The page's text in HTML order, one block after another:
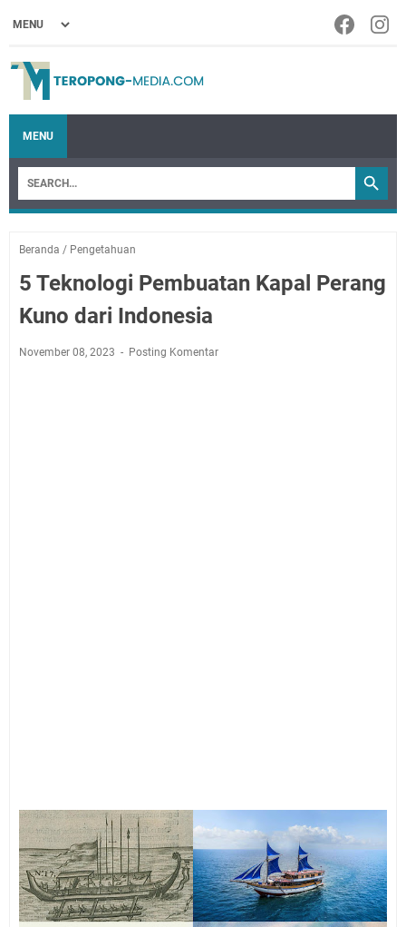
MENU
Beranda / Pengetahuan
5 Teknologi Pembuatan Kapal Perang
Kuno dari Indonesia
November 08, 2023 Posting Komentar